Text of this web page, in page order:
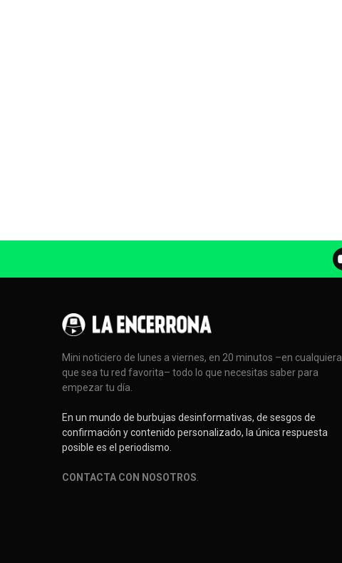
Mini noticiero de lunes a viernes, en 20 minutos –en cualquiera
que sea tu red favorita– todo lo que necesitas saber para
empezar tu día.
En un mundo de burbujas desinformativas, de sesgos de
confirmación y contenido personalizado, la única respuesta
posible es el periodismo.
CONTACTA CON NOSOTROS